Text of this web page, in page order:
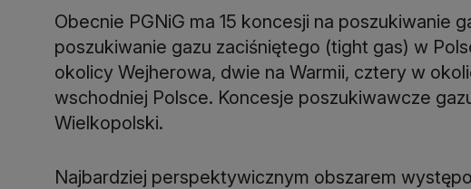
Obecnie PGNiG ma 15 koncesji na poszukiwanie
poszukiwanie gazu zaciśniętego (tight gas) w
okolicy Wejherowa, dwie na Warmii, cztery w
wschodniej Polsce. Koncesje poszukiwawcze
Wielkopolski.
Najbardziej perspektywicznym obszarem